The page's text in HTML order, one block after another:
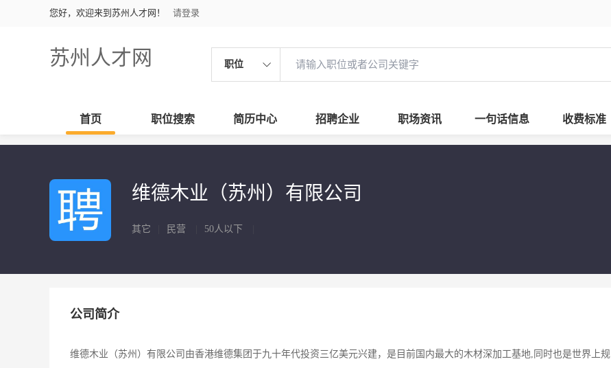
您好，欢迎来到苏州人才网！ 请登录
苏州人才网 职位
首页 职位搜索 简历中心 招聘企业 职场资讯 一句话信息 收费标准
维德木业（苏州）有限公司
其它 民营 50人以下
公司简介
维德木业（苏州）有限公司由香港维德集团于九十年代投资三亿美元兴建，是目前国内最大的木材深加工基地,同时也是世界上规